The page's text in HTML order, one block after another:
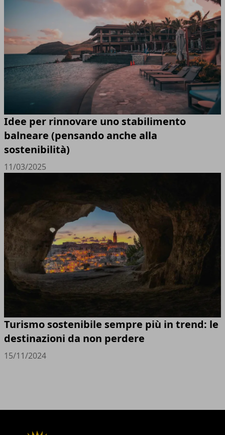
Idee per rinnovare uno stabilimento
balneare (pensando anche alla
sostenibilità)
11/03/2025
Turismo sostenibile sempre più in trend: le
destinazioni da non perdere
15/11/2024